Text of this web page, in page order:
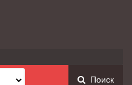
Поиск